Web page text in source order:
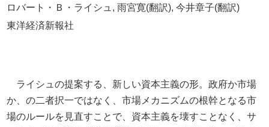
ロバート・Ｂ・ライシュ, 雨宮寛(翻訳), 今井章子(翻訳)
東洋経済新報社
ライシュの提案する、新しい資本主義の形。政府か市場
か、の二者択一ではなく、市場メカニズムの根幹となる市
場のルールを見直すことで、資本主義を壊すことなく、サ